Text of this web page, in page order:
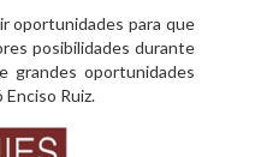
oportunidades para que
posibilidades durante
grandes oportunidades
Enciso Ruiz.